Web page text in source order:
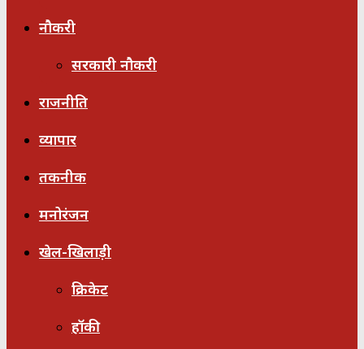
नौकरी
सरकारी नौकरी
राजनीति
व्यापार
तकनीक
मनोरंजन
खेल-खिलाड़ी
क्रिकेट
हॉकी